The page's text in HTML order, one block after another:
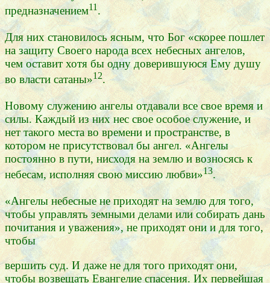
предназначением11 .
Для них становилось ясным, что Бог «скорее пошлет
на защиту Своего народа всех небесных ангелов,
чем оставит хотя бы одну доверившуюся Ему душу
во власти сатаны»12.
Новому служению ангелы отдавали все свое время и
силы. Каждый из них нес свое особое служение, и
нет такого места во времени и пространстве, в
котором не присутствовал бы ангел. «Ангелы
постоянно в пути, нисходя на землю и возносясь к
небесам, исполняя свою миссию любви»13.
«Ангелы небесные не приходят на землю для того,
чтобы управлять земными делами или собирать дань
почитания и уважения», не приходят они и для того,
чтобы
вершить суд. И даже не для того приходят они,
чтобы возвещать Евангелие спасения. Их первейшая